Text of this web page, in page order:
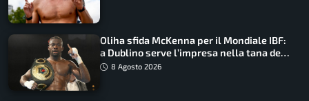
Oliha sfida McKenna per il Mondiale IBF:
a Dublino serve l’impresa nella tana del
lupo8 Agosto 2026